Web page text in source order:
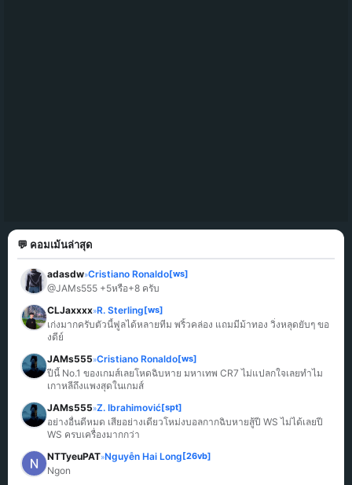
💬 คอมเม้นล่าสุด
adasdw»Cristiano Ronaldo[ws]
@JAMs555 +5หรือ+8 ครับ
CLJaxxxx»R. Sterling[ws]
เก่งมากครับตัวนี้ฟูลได้หลายทีม พริ้วคล่อง แถมมีม้าทอง วิ่งหลุดยับๆ ขอ
งดีย์
JAMs555»Cristiano Ronaldo[ws]
ปีนี้ No.1 ของเกมส์เลยโหดฉิบหาย มหาเทพ CR7 ไม่แปลกใจเลยทำไม
เกาหลีถึงแพงสุดในเกมส์
JAMs555»Z. Ibrahimović[spt]
อย่างอื่นดีหมด เสียอย่างเดียวโหม่งบอลกากฉิบหายสู้ปี WS ไม่ได้เลยปี
WS ครบเครื่องมากกว่า
NTTyeuPAT»Nguyễn Hai Long [26vb]
Ngon